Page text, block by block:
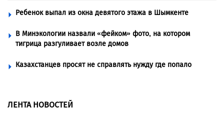
Ребенок выпал из окна девятого этажа в Шымкенте
В Минэкологии назвали «фейком» фото, на котором
тигрица разгуливает возле домов
Казахстанцев просят не справлять нужду где попало
ЛЕНТА НОВОСТЕЙ